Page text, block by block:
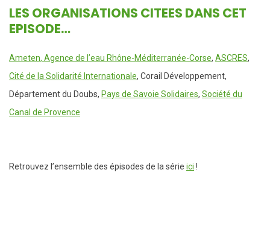
LES ORGANISATIONS CITEES DANS CET
EPISODE…
Ameten, Agence de l’eau Rhône-Méditerranée-Corse, ASCRES,
Cité de la Solidarité Internationale, Corail Développement,
Département du Doubs, Pays de Savoie Solidaires, Société du
Canal de Provence
Retrouvez l’ensemble des épisodes de la série ici !